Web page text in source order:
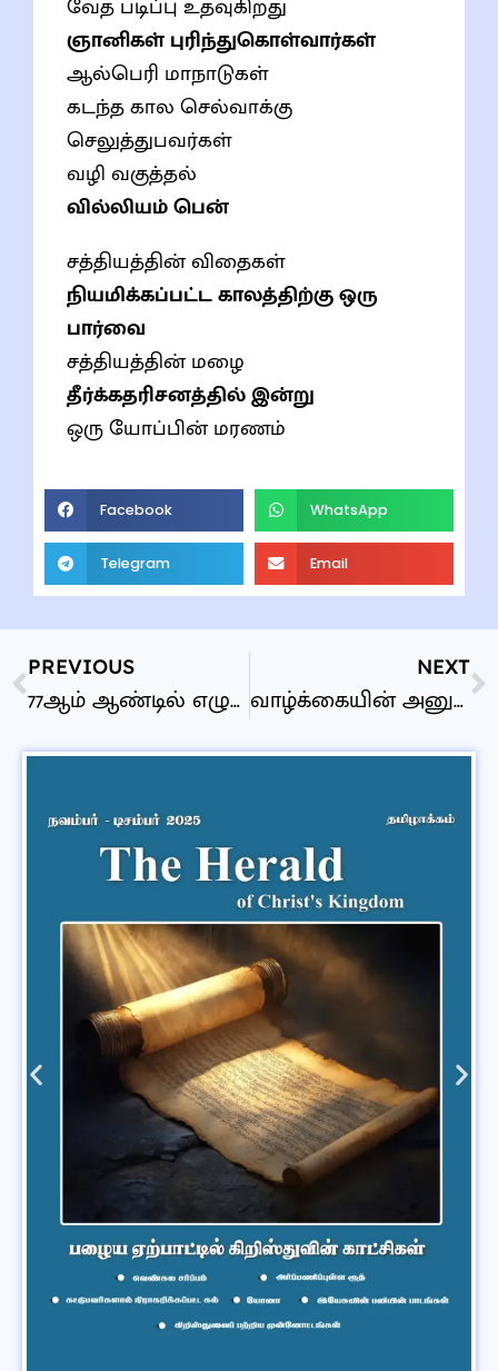
வேத படிப்பு உதவுகிறது
ஞானிகள் புரிந்துகொள்வார்கள்
ஆல்பெரி மாநாடுகள்
கடந்த கால செல்வாக்கு
செலுத்துபவர்கள்
வழி வகுத்தல்
வில்லியம் பென்
சத்தியத்தின் விதைகள்
நியமிக்கப்பட்ட காலத்திற்கு ஒரு
பார்வை
சத்தியத்தின் மழை
தீர்க்கதரிசனத்தில் இன்று
ஒரு யோப்பின் மரணம்
Facebook WhatsApp
Telegram Email
PREVIOUS
77ஆம் ஆண்டில் எழுச்சியடையும் இஸ்ரயேல்
NEXT
வாழ்க்கையின் அனுபவங்கள்